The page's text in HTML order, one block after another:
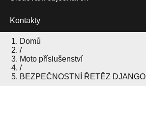
Kontakty
Domů
/
Moto příslušenství
/
BEZPEČNOSTNÍ ŘETĚZ DJANGO